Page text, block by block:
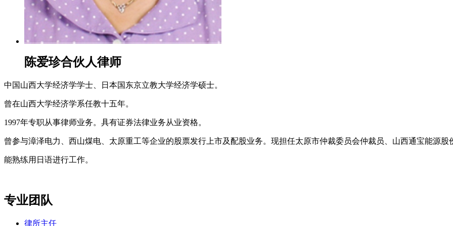
陈爱珍合伙人律师
中国山西大学经济学学士、日本国东京立教大学经济学硕士。
曾在山西大学经济学系任教十五年。
1997年专职从事律师业务。具有证券法律业务从业资格。
曾参与漳泽电力、西山煤电、太原重工等企业的股票发行上市及配股业务。现担任太原市仲裁委员会仲裁员、山西通宝能源股
能熟练用日语进行工作。
专业团队
律所主任